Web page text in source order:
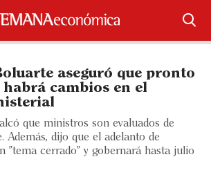
aseguró que pronto
cambios en el
que ministros son evaluados de
Además, dijo que el adelanto de
"tema cerrado" y gobernará hasta julio